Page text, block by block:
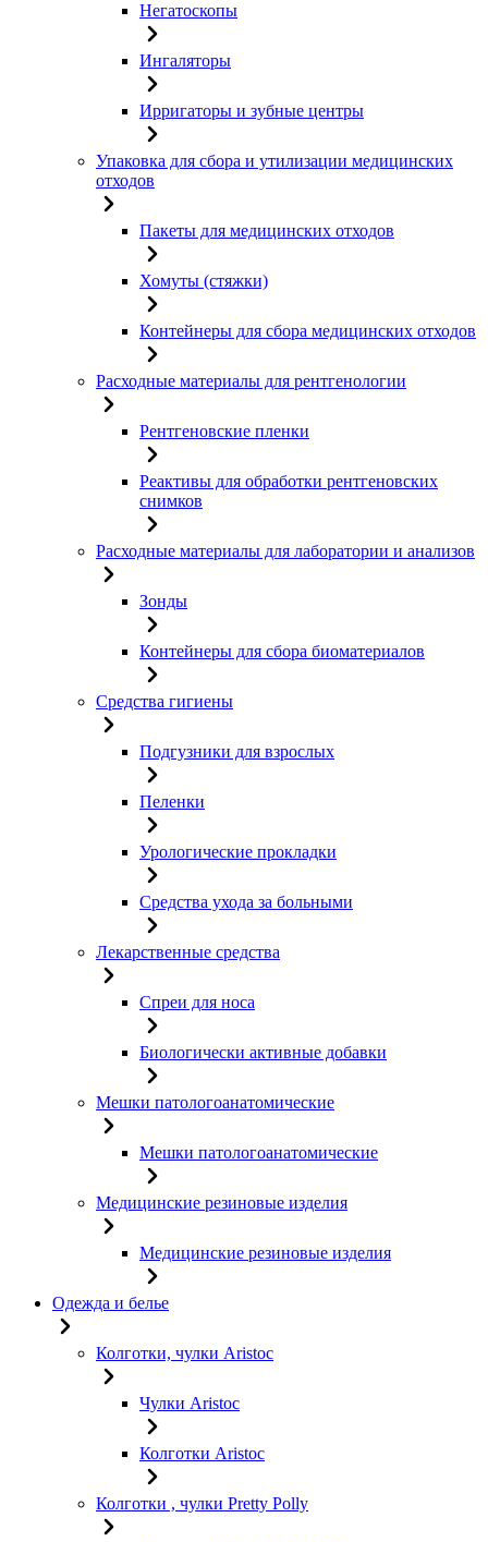
Негатоскопы
Ингаляторы
Ирригаторы и зубные центры
Упаковка для сбора и утилизации медицинских
отходов
Пакеты для медицинских отходов
Хомуты (стяжки)
Контейнеры для сбора медицинских отходов
Расходные материалы для рентгенологии
Рентгеновские пленки
Реактивы для обработки рентгеновских
снимков
Расходные материалы для лаборатории и анализов
Зонды
Контейнеры для сбора биоматериалов
Средства гигиены
Подгузники для взрослых
Пеленки
Урологические прокладки
Средства ухода за больными
Лекарственные средства
Спреи для носа
Биологически активные добавки
Мешки патологоанатомические
Мешки патологоанатомические
Медицинские резиновые изделия
Медицинские резиновые изделия
Одежда и белье
Колготки, чулки Aristoc
Чулки Aristoc
Колготки Aristoc
Колготки , чулки Pretty Polly